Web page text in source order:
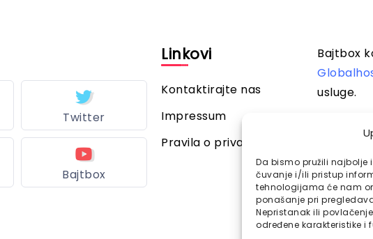
Da bismo pružili najbolje
čuvanje i/ili pristup
tehnologijama će nam
ponašanje pri
Nepristanak ili
određene karakteristike i
Twitter
Bajtbox
Linkovi
Kontaktirajte nas
Impressum
Pravila o privatnosti
Bajtbox
usluge.